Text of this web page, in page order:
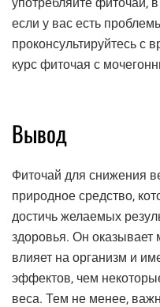
если у вас есть
проконсультируйтесь с
курс фиточая с
Вывод
Фиточай для снижения
природное средство,
достичь желаемых
здоровья. Он оказывает
влияет на организм и
эффектов, чем
веса. Тем не менее,